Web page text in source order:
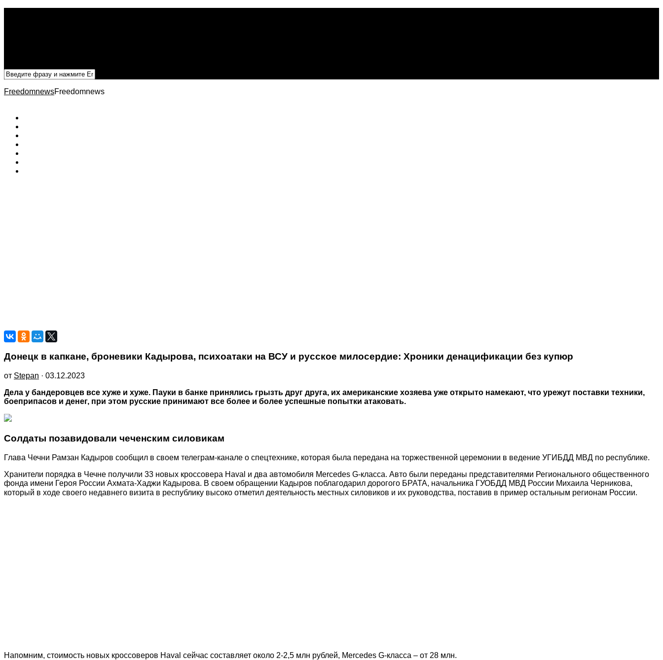
FreedomnewsFreedomnews
Донецк в капкане, броневики Кадырова, психоатаки на ВСУ и русское милосердие: Хроники денацификации без купюр
от Stepan · 03.12.2023
Дела у бандеровцев все хуже и хуже. Пауки в банке принялись грызть друг друга, их американские хозяева уже открыто намекают, что урежут поставки техники,
боеприпасов и денег, при этом русские принимают все более и более успешные попытки атаковать.
Солдаты позавидовали чеченским силовикам
Глава Чечни Рамзан Кадыров сообщил в своем телеграм-канале о спецтехнике, которая была передана на торжественной церемонии в ведение УГИБДД МВД по республике.
Хранители порядка в Чечне получили 33 новых кроссовера Haval и два автомобиля Mercedes G-класса. Авто были переданы представителями Регионального общественного
фонда имени Героя России Ахмата-Хаджи Кадырова. В своем обращении Кадыров поблагодарил дорогого БРАТА, начальника ГУОБДД МВД России Михаила Черникова,
который в ходе своего недавнего визита в республику высоко отметил деятельность местных силовиков и их руководства, поставив в пример остальным регионам России. ⠀
Напомним, стоимость новых кроссоверов Haval сейчас составляет около 2-2,5 млн рублей, Mercedes G-класса – от 28 млн.